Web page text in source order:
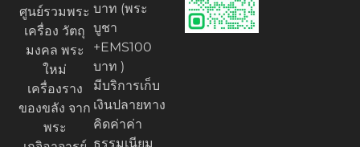
ศูนย์รวมพระ
เครื่อง วัตถุ
มงคล พระ
ใหม่
เครื่องราง
ของขลัง จาก
พระ
บาท (พระ
บูชา
+EMS100
บาท )
มีบริการเก็บ
เงินปลายทาง
คิดค่าค่า
ธรรมเนียม